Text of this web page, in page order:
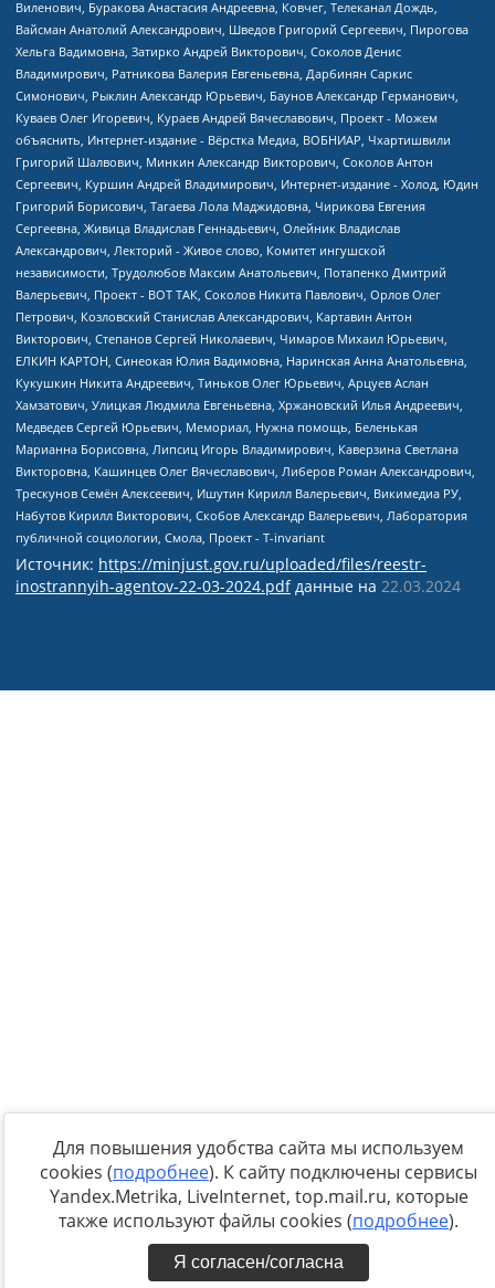
Источник: https://minjust.gov.ru/uploaded/files/reestr-
inostrannyih-agentov-22-03-2024.pdfданные на 22.03.2024
Для повышения удобства сайта мы используем
cookies (подробнее). К сайту подключены сервисы
Yandex.Metrika, LiveInternet, top.mail.ru, которые
также используют файлы cookies (подробнее).
Я согласен/согласна